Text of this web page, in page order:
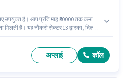
उपयुक्त है। आप प्रति माह ₹50000 तक कमा
है। यह नौकरी सेक्टर 13 द्वारका, दिल्ली
है। Pbest Infrastructure Opc में
अप्लाई कॉल